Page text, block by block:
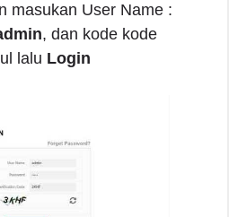
masukan User Name :
, dan kode kode
lalu Login